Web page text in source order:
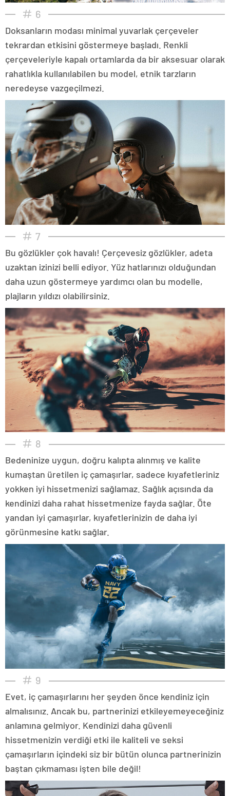
6
Doksanların modası minimal yuvarlak çerçeveler
tekrardan etkisini göstermeye başladı. Renkli
çerçeveleriyle kapalı ortamlarda da bir aksesuar olarak
rahatlıkla kullanılabilen bu model, etnik tarzların
neredeyse vazgeçilmezi.
7
Bu gözlükler çok havalı! Çerçevesiz gözlükler, adeta
uzaktan izinizi belli ediyor. Yüz hatlarınızı olduğundan
daha uzun göstermeye yardımcı olan bu modelle,
plajların yıldızı olabilirsiniz.
8
Bedeninize uygun, doğru kalıpta alınmış ve kalite
kumaştan üretilen iç çamaşırlar, sadece kıyafetleriniz
yokken iyi hissetmenizi sağlamaz. Sağlık açısında da
kendinizi daha rahat hissetmenize fayda sağlar. Öte
yandan iyi çamaşırlar, kıyafetlerinizin de daha iyi
görünmesine katkı sağlar.
9
Evet, iç çamaşırlarını her şeyden önce kendiniz için
almalısınız. Ancak bu, partnerinizi etkileyemeyeceğiniz
anlamına gelmiyor. Kendinizi daha güvenli
hissetmenizin verdiği etki ile kaliteli ve seksi
çamaşırların içindeki siz bir bütün olunca partnerinizin
baştan çıkmaması işten bile değil!